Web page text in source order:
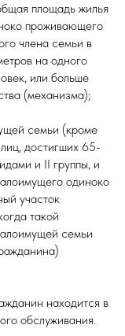
площадь жилья
проживающего
члена семьи в
на одного
или больше
(механизма);
семьи (кроме
достигших 65-
и II группы, и
одиноко
участок
такой
семьи
находится в
обслуживания.